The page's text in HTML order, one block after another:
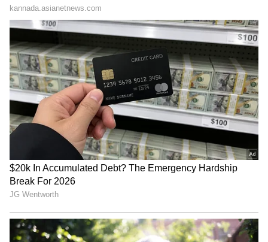
ಕನಕೋತ್ಸವದಲ್ಲಿ ರಿಷಬ್ ಶೆಟ್ಟಿ | Rishab
Shetty speech | Suvarna News
ಶೇ.50 ರಿಂದ ಶೇ.18 ಕ್ಕೆ TAX ಇಳಿಕೆ: ಮೋದಿ-
ಟ್ರಂಪ್ ಐತಿಹಾಸಿಕ ಒಪ್ಪಂದ | India US
Trade Deal | Party Rounds